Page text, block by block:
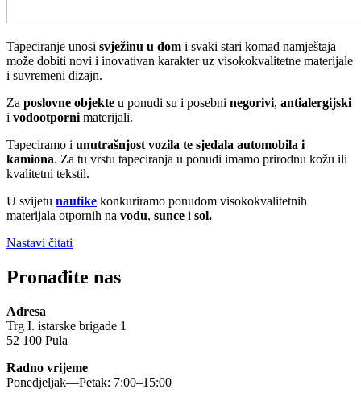
Tapeciranje unosi svježinu u dom i svaki stari komad namještaja
može dobiti novi i inovativan karakter uz visokokvalitetne materijale
i suvremeni dizajn.
Za poslovne objekte u ponudi su i posebni negorivi, antialergijski
i vodootporni materijali.
Tapeciramo i unutrašnjost vozila te sjedala automobila i
kamiona. Za tu vrstu tapeciranja u ponudi imamo prirodnu kožu ili
kvalitetni tekstil.
U svijetu nautike konkuriramo ponudom visokokvalitetnih
materijala otpornih na vodu, sunce i sol.
Nastavi čitati
namještaj,
automobili
Pronađite nas
Adresa
Trg I. istarske brigade 1
52 100 Pula
Radno vrijeme
Ponedjeljak—Petak: 7:00–15:00